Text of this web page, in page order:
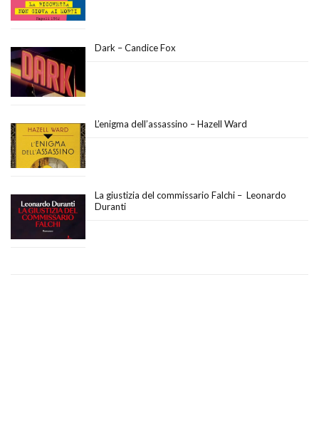
Dark – Candice Fox
L’enigma dell’assassino – Hazell Ward
La giustizia del commissario Falchi – Leonardo
Duranti